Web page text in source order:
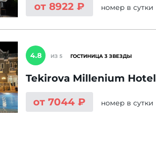
от 8922 ₽
номер в сутки
4.8 ИЗ 5 ГОСТИНИЦА 3 ЗВЕЗДЫ
Tekirova Millenium Hotel
от 7044 ₽
номер в сутки